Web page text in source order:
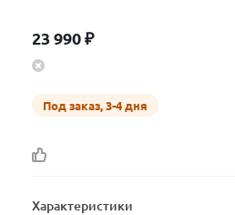
23 990₽
Под заказ, 3-4 дня
Характеристики